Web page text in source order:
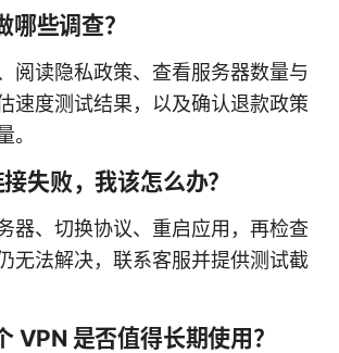
哪些调查？
阅读隐私政策、查看服务器数量与
速度测试结果，以及确认退款政策
。
失败，我该怎么办？
器、切换协议、重启应用，再检查
无法解决，联系客服并提供测试截
VPN 是否值得长期使用？